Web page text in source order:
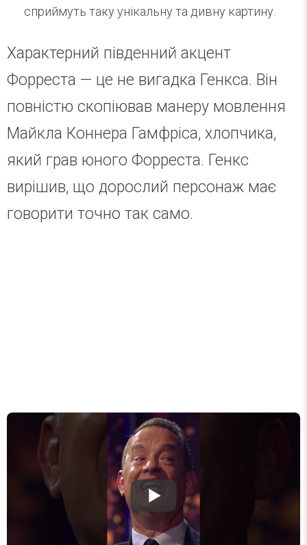
сприймуть таку унікальну та дивну картину.
Характерний південний акцент
Форреста — це не вигадка Генкса. Він
повністю скопіював манеру мовлення
Майкла Коннера Гамфріса, хлопчика,
який грав юного Форреста. Генкс
вирішив, що дорослий персонаж має
говорити точно так само.